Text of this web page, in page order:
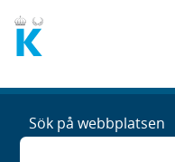
Sök på webbplatsen